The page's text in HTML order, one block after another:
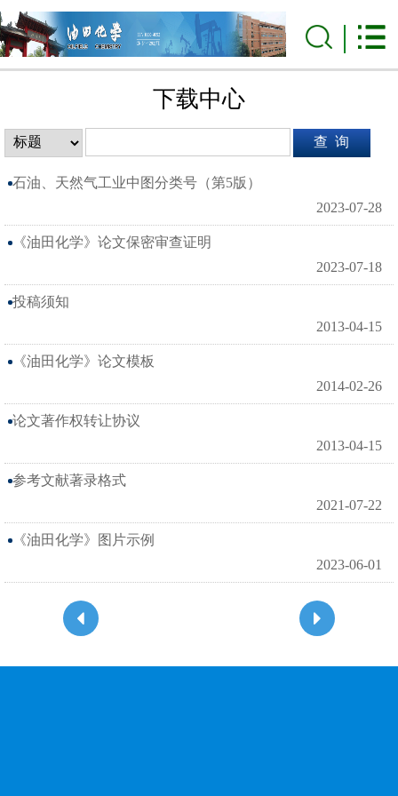
下载中心
石油、天然气工业中图分类号（第5版）
2023-07-28
《油田化学》论文保密审查证明
2023-07-18
投稿须知
2013-04-15
《油田化学》论文模板
2014-02-26
论文著作权转让协议
2013-04-15
参考文献著录格式
2021-07-22
《油田化学》图片示例
2023-06-01